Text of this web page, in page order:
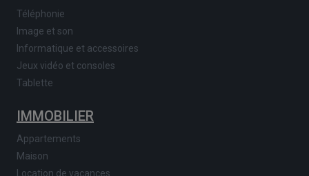
Téléphonie
Image et son
Informatique et accessoires
Jeux vidéo et consoles
Tablette
IMMOBILIER
Appartements
Maison
Location de vacances